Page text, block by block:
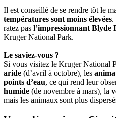
Il est conseillé de se rendre tôt le
températures sont moins élevées.
ratez pas l’impressionnant Blyde
Kruger National Park.
Le saviez-vous ?
Si vous visitez le Kruger National
aride (d’avril à octobre), les
points d’eau, ce qui rend leur
humide (de novembre à mars), la
mais les animaux sont plus